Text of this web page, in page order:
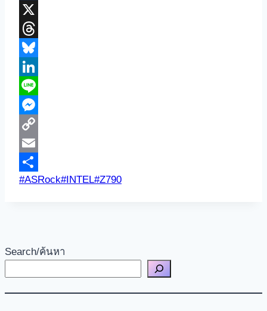
Translate
Facebook
X
Threads
Bluesky
LinkedIn
Line
Messenger
Copy
Link
Email
Share
Post
#ASRock#INTEL#Z790
Search/ค้นหา